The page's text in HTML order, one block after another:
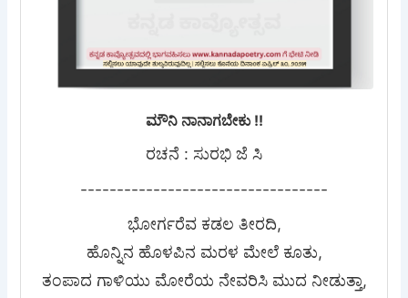
ಮೌನಿ ನಾನಾಗಬೇಕು !!
ರಚನೆ : ಸುರಭಿ ಜೆ ಸಿ
----------------------------------
ಭೋರ್ಗರೆವ ಕಡಲ ತೀರದಿ,
ಹೊನ್ನಿನ ಹೊಳಪಿನ ಮರಳ ಮೇಲೆ ಕೂತು,
ತಂಪಾದ ಗಾಳಿಯು ಮೋರೆಯ ನೇವರಿಸಿ ಮುದ ನೀಡುತ್ತಾ,